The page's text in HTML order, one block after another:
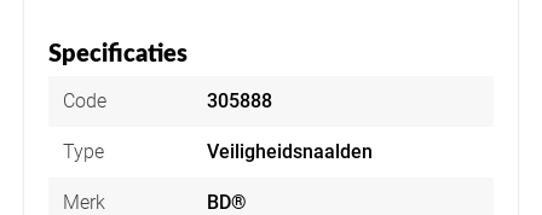
Specificaties
Code 305888
Type Veiligheidsnaalden
Merk BD®